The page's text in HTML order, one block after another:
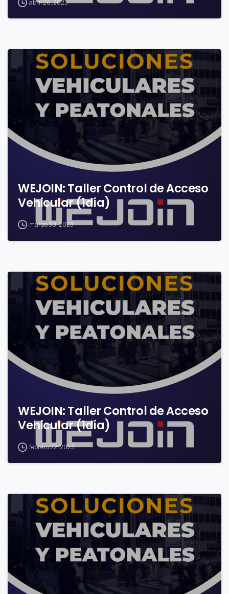
abril 26, 2023
WEJOIN: Taller Control de Acceso
Vehicular (1día)
marzo 30, 2023
WEJOIN: Taller Control de Acceso
Vehicular (1día)
febrero 22, 2023